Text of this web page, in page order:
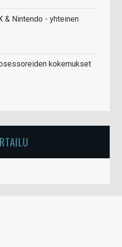
& Nintendo - yhteinen
kokemukset